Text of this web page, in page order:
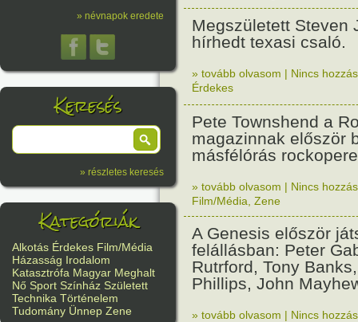
» névnapok eredete
Keresés
» részletes keresés
Kategóriák
Alkotás Érdekes Film/Média
Házasság Irodalom
Katasztrófa Magyar Meghalt
Nő Sport Színház Született
Technika Történelem
Tudomány Ünnep Zene
Megszületett Steven
hírhedt texasi csaló.
» tovább olvasom | Nincs
Érdekes
Pete Townshend a
magazinnak először
másfélórás
» tovább olvasom | Nincs
Film/Média Zene
A Genesis először
felállásban: Peter
Rutrford, Tony
Phillips, John
» tovább olvasom | Nincs